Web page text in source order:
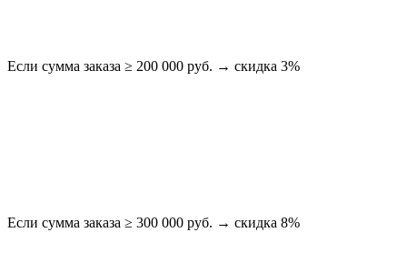
Если сумма заказа ≥ 200 000 руб. → скидка 3%
Если сумма заказа ≥ 300 000 руб. → скидка 8%